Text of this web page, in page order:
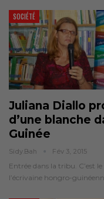
SOCIÉTÉ
Juliana Diallo
d’une blanche
Guinée
Sidy.bah Fév 3, 2015
Entrée dans la tribu. C’est
l’écrivaine hongro-